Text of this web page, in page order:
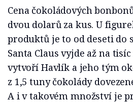
Cena čokoládových
dvou dolarů za kus. U
produktů je to od deseti do
Santa Claus vyjde až na
vytvoří Havlík a jeho tým
z 1,5 tuny čokolády
A i v takovém množství je